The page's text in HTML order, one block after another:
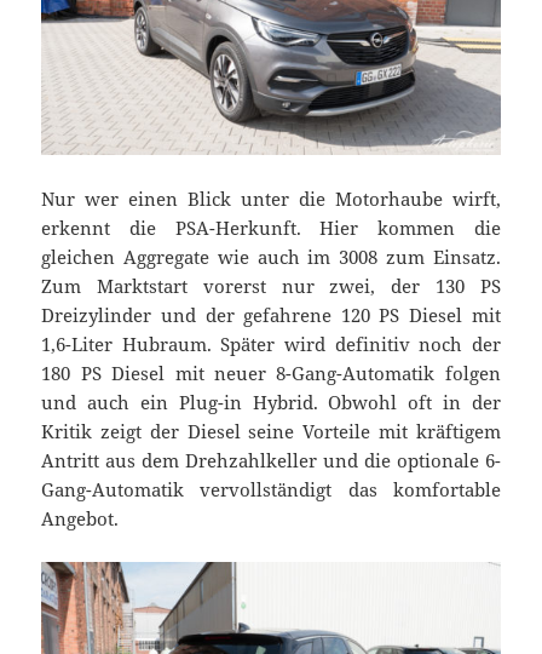
Nur wer einen Blick unter die Motorhaube wirft,
erkennt die PSA-Herkunft. Hier kommen die
gleichen Aggregate wie auch im 3008 zum Einsatz.
Zum Marktstart vorerst nur zwei, der 130 PS
Dreizylinder und der gefahrene 120 PS Diesel mit
1,6-Liter Hubraum. Später wird definitiv noch der
180 PS Diesel mit neuer 8-Gang-Automatik folgen
und auch ein Plug-in Hybrid. Obwohl oft in der
Kritik zeigt der Diesel seine Vorteile mit kräftigem
Antritt aus dem Drehzahlkeller und die optionale 6-
Gang-Automatik vervollständigt das komfortable
Angebot.